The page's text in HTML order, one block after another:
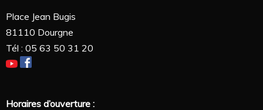
Place Jean Bugis
81110 Dourgne
Tél : 05 63 50 31 20
Horaires d’ouverture :